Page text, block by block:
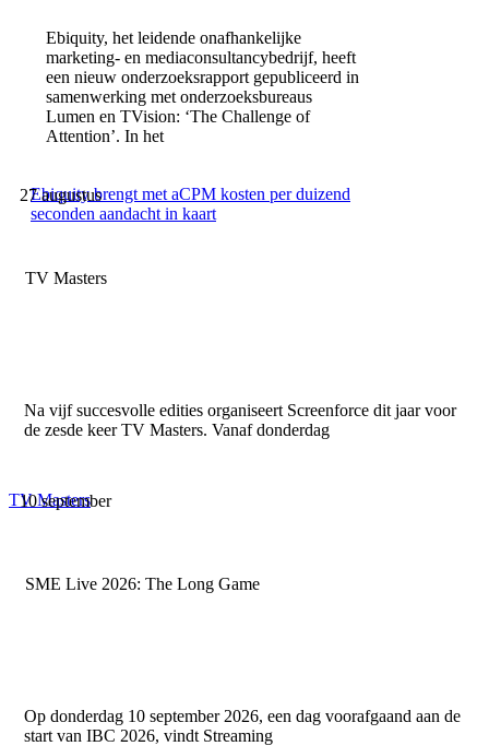
Ebiquity, het leidende onafhankelijke
marketing- en mediaconsultancybedrijf, heeft
een nieuw onderzoeksrapport gepubliceerd in
samenwerking met onderzoeksbureaus
Lumen en TVision: ‘The Challenge of
Attention’. In het
Ebiquity brengt met aCPM kosten per duizend
seconden aandacht in kaart
27 augustus
TV Masters
Na vijf succesvolle edities organiseert Screenforce dit jaar voor
de zesde keer TV Masters. Vanaf donderdag
TV Masters
10 september
SME Live 2026: The Long Game
Op donderdag 10 september 2026, een dag voorafgaand aan de
start van IBC 2026, vindt Streaming